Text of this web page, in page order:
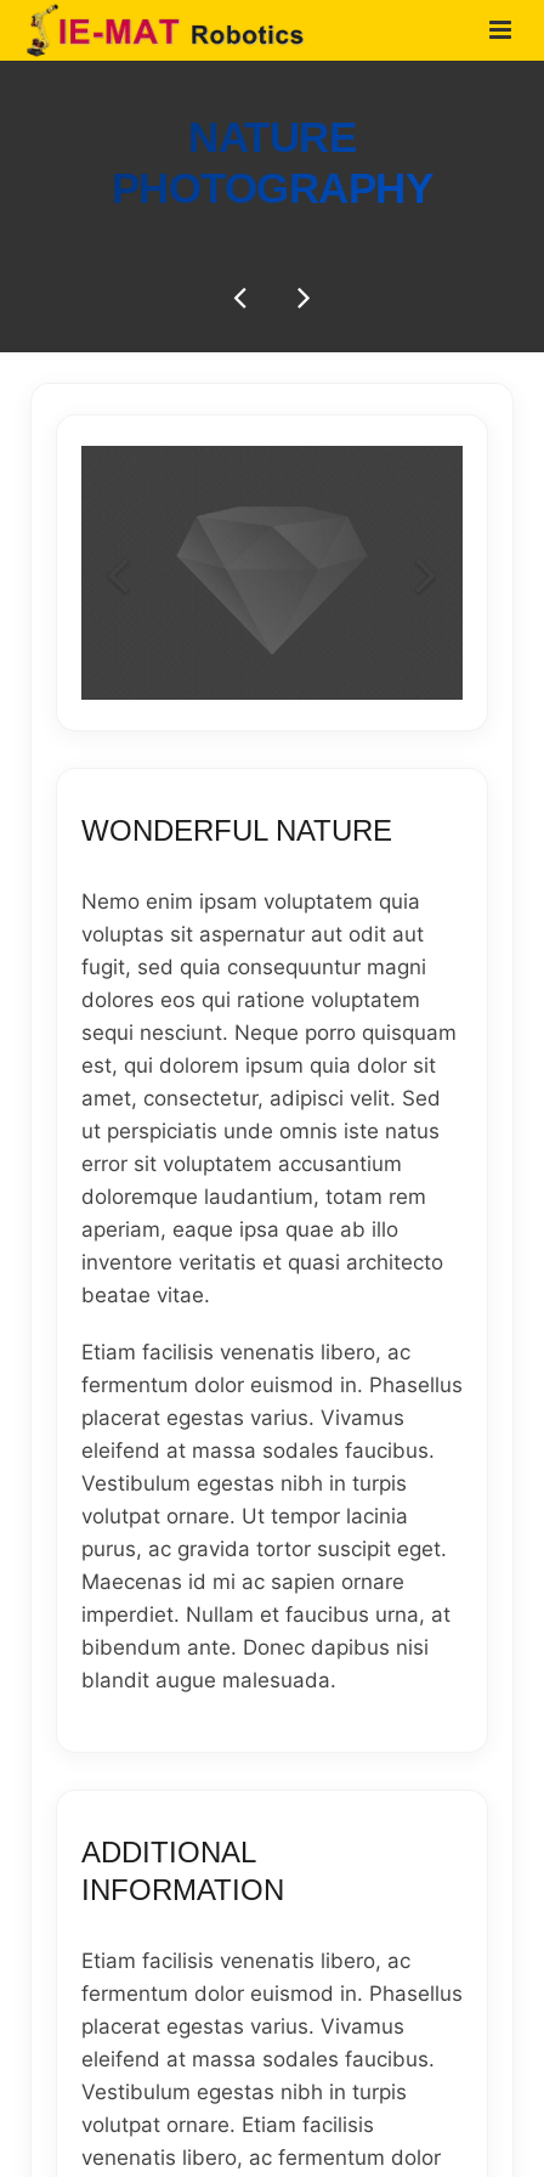
PRODUCTOS
NATURE
PHOTOGRAPHY
WONDERFUL NATURE
Nemo enim ipsam voluptatem quia
voluptas sit aspernatur aut odit aut
fugit, sed quia consequuntur magni
dolores eos qui ratione voluptatem
sequi nesciunt. Neque porro quisquam
est, qui dolorem ipsum quia dolor sit
amet, consectetur, adipisci velit. Sed
ut perspiciatis unde omnis iste natus
error sit voluptatem accusantium
doloremque laudantium, totam rem
aperiam, eaque ipsa quae ab illo
inventore veritatis et quasi architecto
beatae vitae.
Etiam facilisis venenatis libero, ac
fermentum dolor euismod in. Phasellus
placerat egestas varius. Vivamus
eleifend at massa sodales faucibus.
Vestibulum egestas nibh in turpis
volutpat ornare. Ut tempor lacinia
purus, ac gravida tortor suscipit eget.
Maecenas id mi ac sapien ornare
imperdiet. Nullam et faucibus urna, at
bibendum ante. Donec dapibus nisi
blandit augue malesuada.
ADDITIONAL
INFORMATION
Etiam facilisis venenatis libero, ac
fermentum dolor euismod in. Phasellus
placerat egestas varius. Vivamus
eleifend at massa sodales faucibus.
Vestibulum egestas nibh in turpis
volutpat ornare. Etiam facilisis
venenatis libero, ac fermentum dolor